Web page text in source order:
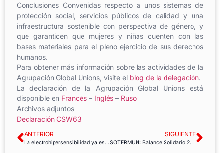
Conclusiones Convenidas respecto a unos sistemas de
protección social, servicios públicos de calidad y una
infraestructura sostenible con perspectiva de género, y
que garanticen que mujeres y niñas cuenten con las
bases materiales para el pleno ejercicio de sus derechos
humanos.
Para obtener más información sobre las actividades de la
Agrupación Global Unions, visite el blog de la delegación.
La declaración de la Agrupación Global Unions está
disponible en Francés – Inglés – Ruso
Archivos adjuntos
Declaración CSW63
ANTERIOR
La electrohipersensibilidad ya es considerada como accidente de trabajo
SIGUIENTE
SOTERMUN: Balance Solidario 2018